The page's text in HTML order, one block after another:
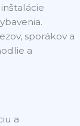
sporákov a
a
a